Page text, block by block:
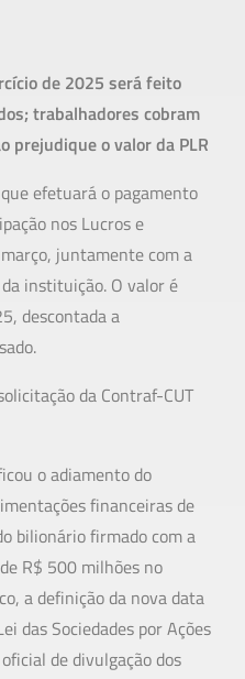
de 2025 será feito
trabalhadores cobram
prejudique o valor da PLR
efetuará o pagamento
nos Lucros e
juntamente com a
instituição. O valor é
descontada a
da Contraf-CUT
o adiamento do
financeiras de
bilionário firmado com a
R$ 500 milhões no
a definição da nova data
das Sociedades por Ações
de divulgação dos